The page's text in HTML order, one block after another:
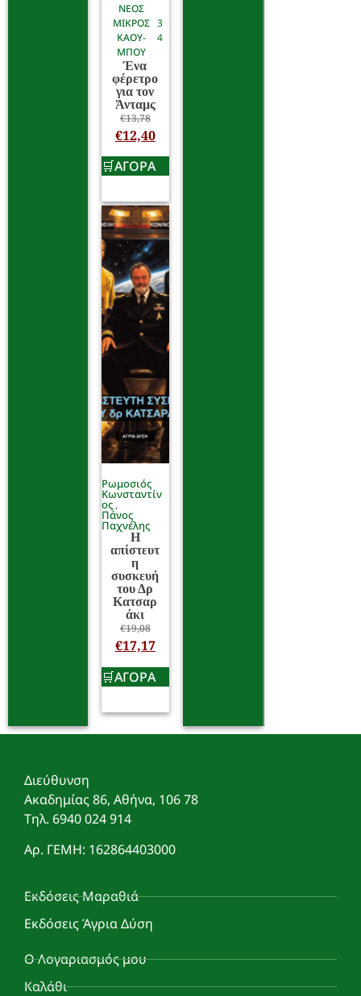
ΝΕΟΣ
ΜΙΚΡΟΣ
ΚΑΟΥ-
ΜΠΟΥ
3
4
Ένα
φέρετρο
για τον
Άνταμς
€13,78
€12,40
ΑΓΟΡΑ
Ρωμοσιός
Κωνσταντίν
ος
Πάνος
Παχνέλης
Η
απίστευτ
η
συσκευή
του Δρ
Κατσαρ
άκι
€19,08
€17,17
ΑΓΟΡΑ
Διεύθυνση
Ακαδημίας 86, Αθήνα, 106 78
Τηλ. 6940 024 914
Αρ. ΓΕΜΗ: 162864403000
Εκδόσεις Μαραθιά
Εκδόσεις Άγρια Δύση
Ο Λογαριασμός μου
Καλάθι